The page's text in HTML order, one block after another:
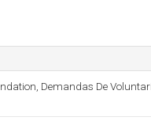
Demandas De